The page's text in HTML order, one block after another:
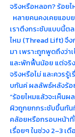
จริงหรือหลอก? ร้อย
หลายคนคงเคยแอบ
เราตึงกระชับแบบนี้ต
ไหม (Thread Lift) จึ
มา เพราะถูกพูดถึงว่
และพักฟื้นน้อย แต่จริ
จริงหรือไม่ และควรรู้
บกันค่ ผลลัพธ์หลังร้
“ร้อยไหมแล้วจะเห็นผ
ผิวถูกยกกระชับขึ้นทัน
คล้อยหรือกรอบหน้าที่
เรื่อยๆ ในช่วง 2–3 เ